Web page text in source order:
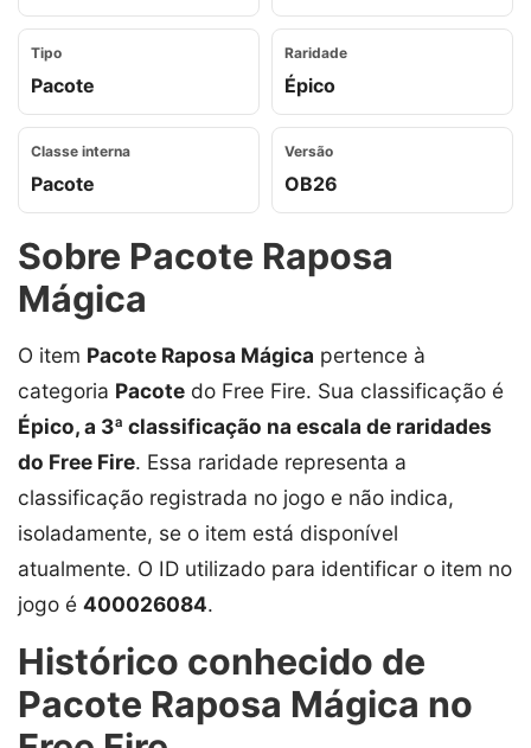
Tipo
Pacote
Raridade
Épico
Classe interna
Pacote
Versão
OB26
Sobre Pacote Raposa
Mágica
O item Pacote Raposa Mágica pertence à
categoria Pacote do Free Fire. Sua classificação é
Épico, a 3ª classificação na escala de raridades
do Free Fire. Essa raridade representa a
classificação registrada no jogo e não indica,
isoladamente, se o item está disponível
atualmente. O ID utilizado para identificar o item no
jogo é 400026084.
Histórico conhecido de
Pacote Raposa Mágica no